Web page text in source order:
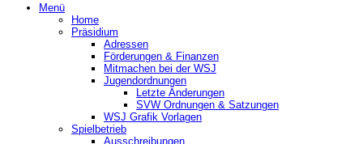
Menü
Home
Präsidium
Adressen
Förderungen & Finanzen
Mitmachen bei der WSJ
Jugendordnungen
Letzte Änderungen
SVW Ordnungen & Satzungen
WSJ Grafik Vorlagen
Spielbetrieb
Ausschreibungen